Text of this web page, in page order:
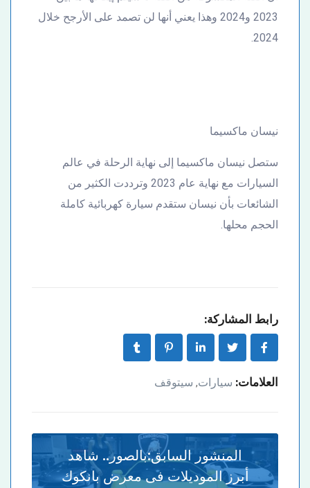
2023 و2024 وهذا يعني أنها لن تصمد على الأرجح خلال
2024.
نيسان ماكسيما
ستصل نيسان ماكسيما إلى نهاية الرحلة في عالم
السيارات مع نهاية عام 2023 وترددت الكثير من
الشائعات بأن نيسان ستقدم سيارة كهربائية كاملة
الحجم محلها.
رابط المشاركة:
العلامات: سيارات, سيتوقف
المنشور السابق:بالصور.. شاهد
أبرز الموديلات فى معرض بانكوك